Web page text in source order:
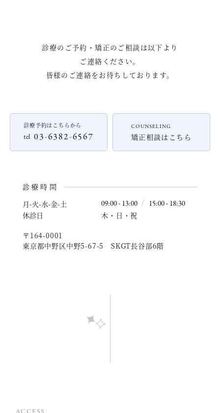
診療のご予約・矯正のご相談は以下より
ご連絡ください。
皆様のご連絡をお待ちしております。
診療予約はこちらから
tel 03-6382-6567
COUNSELING
矯正相談はこちら
診療時間
月-火-水-金-土 09:00 - 13:00
15:00 - 18:30
休診日
木・日・祝
〒164-0001
東京都中野区中野5-67-5 SKGT長谷部6階